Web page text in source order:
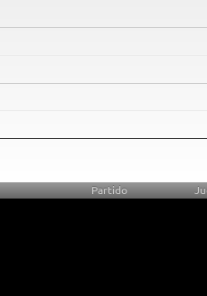
Partido